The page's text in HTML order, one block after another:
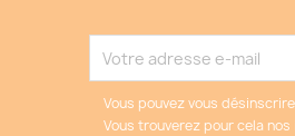
Vous pouvez vous
Vous trouverez pour cela